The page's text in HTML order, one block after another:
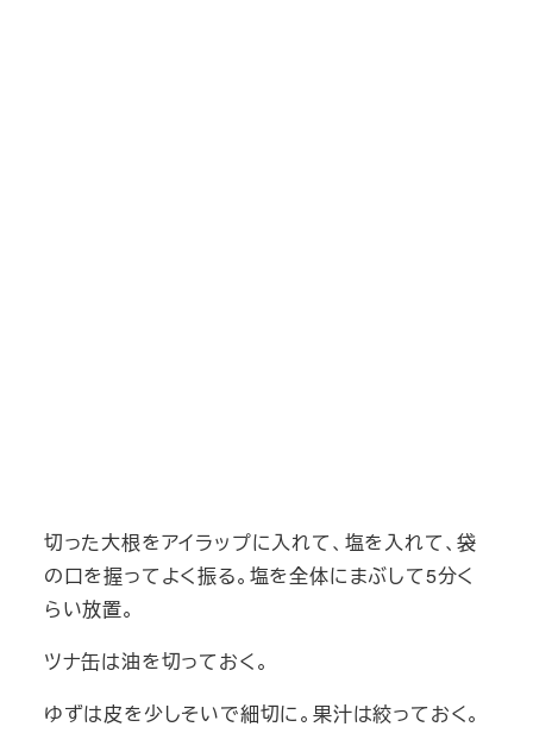
切った大根をアイラップに入れて、塩を入れて、袋
の口を握ってよく振る。塩を全体にまぶして5分く
らい放置。
ツナ缶は油を切っておく。
ゆずは皮を少しそいで細切に。果汁は絞っておく。